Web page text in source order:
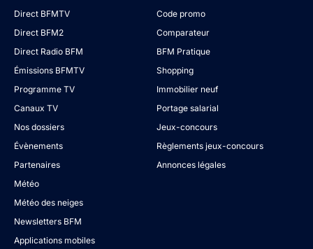
Direct BFMTV
Direct BFM2
Direct Radio BFM
Émissions BFMTV
Programme TV
Canaux TV
Nos dossiers
Évènements
Partenaires
Météo
Météo des neiges
Newsletters BFM
Applications mobiles
Code promo
Comparateur
BFM Pratique
Shopping
Immobilier neuf
Portage salarial
Jeux-concours
Règlements jeux-concours
Annonces légales